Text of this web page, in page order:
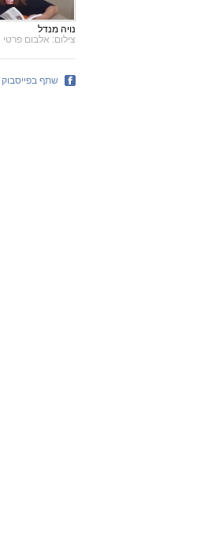
נויה מנדל
צילום: אלבום פרטי
שתף בפייסבוק